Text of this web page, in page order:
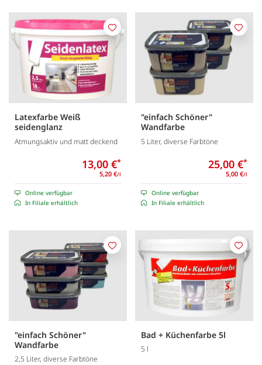
Latexfarbe Weiß
seidenglanz
Atmungsaktiv und matt deckend
13,00 €*
5,20 €/l
Online verfügbar
In Filiale erhältlich
Merken
"einfach Schöner"
Wandfarbe
5 Liter, diverse Farbtöne
25,00 €*
5,00 €/l
Online verfügbar
In Filiale erhältlich
"einfach Schöner"
Wandfarbe
2,5 Liter, diverse Farbtöne
Merken
Bad + Küchenfarbe 5l
5 l